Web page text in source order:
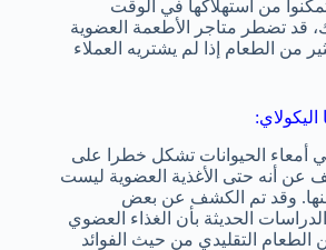
من استهلاكها في الوقت
قد تضطر متاجر الأطعمة العضوية
من الطعام إذا لم يشتريه العملاء
في أمعاء الحيوانات تشكل خطرا على
عن أنه حتى الأغذية العضوية ليست
عنها. وقد تم الكشف عن بعض
الحديثة بأن الغذاء العضوي
التقليدي من حيث الفوائد